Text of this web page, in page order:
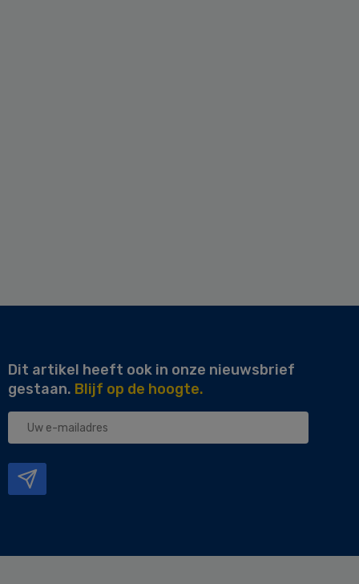
Dit artikel heeft ook in onze nieuwsbrief
gestaan. Blijf op de hoogte.
Uw